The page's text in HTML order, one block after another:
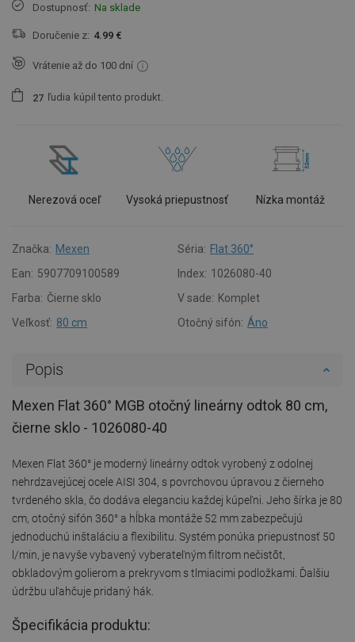
Dostupnosť: Na sklade
Doručenie z: 4.99 €
Vrátenie až do 100 dní
27 ľudia kúpil tento produkt.
Nerezová oceľ Vysoká priepustnosť Nízka montáž
Značka: Mexen Séria: Flat 360°
Ean: 5907709100589 Index: 1026080-40
Farba: Čierne sklo V sade: Komplet
Veľkosť: 80 cm Otočný sifón: Áno
Popis
Mexen Flat 360° MGB otočný lineárny odtok 80 cm,
čierne sklo - 1026080-40
Mexen Flat 360° je moderný lineárny odtok vyrobený z odolnej
nehrdzavejúcej ocele AISI 304, s povrchovou úpravou z čierneho
tvrdeného skla, čo dodáva eleganciu každej kúpeľni. Jeho šírka je 80
cm, otočný sifón 360° a hĺbka montáže 52 mm zabezpečujú
jednoduchú inštaláciu a flexibilitu. Systém ponúka priepustnosť 50
l/min, je navyše vybavený vyberateľným filtrom nečistôt,
obkladovým golierom a prekryvom s tlmiacimi podložkami. Ďalšiu
údržbu uľahčuje pridaný hák.
Špecifikácia produktu: